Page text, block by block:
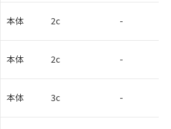
本体 2c -
本体 2c -
本体 3c -
件